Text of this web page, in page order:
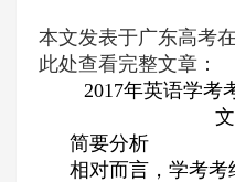
本文发表于广东高考
此处查看完整文章：
2017年英语学考
文
简要分析
相对而言，学考